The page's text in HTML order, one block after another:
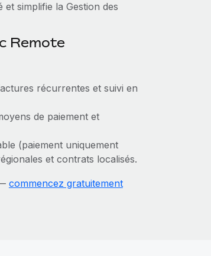
et simplifie la Gestion des
Remote
récurrentes et suivi en
de paiement et
(paiement uniquement
et contrats localisés.
commencez gratuitement